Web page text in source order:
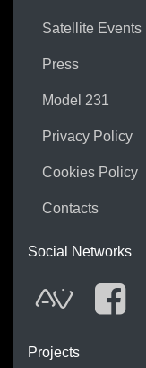
Satellite Events
Press
Model 231
Privacy Policy
Cookies Policy
Contacts
Social Networks
AVnode
Projects